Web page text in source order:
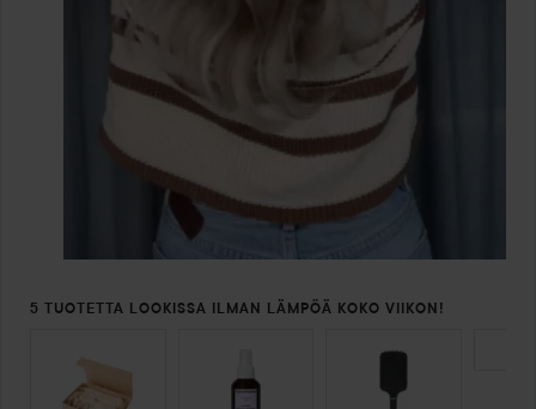
5 TUOTETTA LOOKISSA ILMAN LÄMPÖÄ KOKO VIIKON!
OHITA OSIO